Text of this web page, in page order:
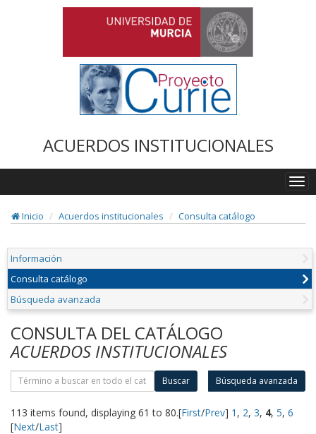
ACUERDOS INSTITUCIONALES
Inicio
Acuerdos institucionales Consulta catálogo
Información
Consulta catálogo
Búsqueda avanzada
CONSULTA DEL CATÁLOGO
ACUERDOS INSTITUCIONALES
Buscar Búsqueda avanzada
113 items found, displaying 61 to 80.[First/Prev] 1 , 2, 3, 4, 5, 6
[Next/Last]